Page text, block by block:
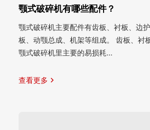
颚式破碎机有哪些配件？
颚式破碎机主要配件有齿板、衬板、边护
板、动颚总成、机架等组成。 齿板、衬
颚式破碎机里主要的易损耗…
查看更多